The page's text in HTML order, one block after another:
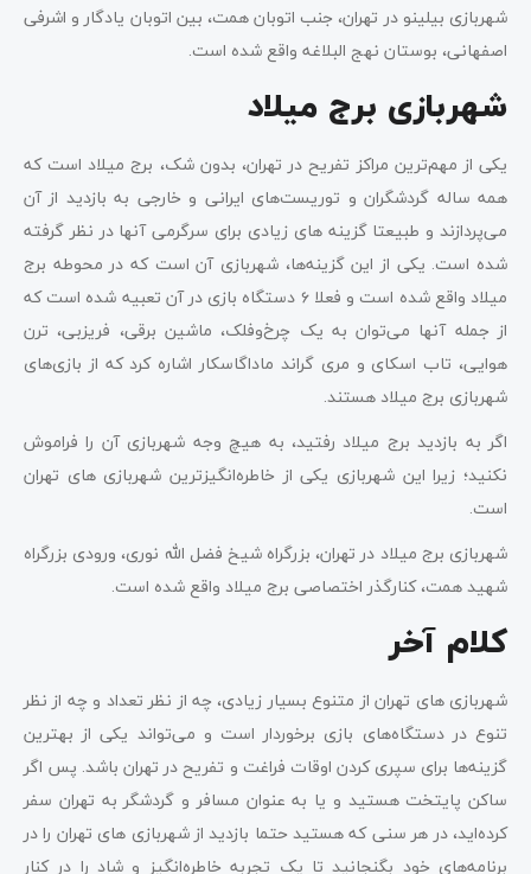
شهربازی بیلینو در تهران، جنب اتوبان همت، بین اتوبان یادگار و اشرفی
اصفهانی، بوستان نهج البلاغه واقع شده است.
شهربازی برج میلاد
یکی از مهم‌ترین مراکز تفریح در تهران، بدون شک، برج میلاد است که
همه ساله گردشگران و توریست‌های ایرانی و خارجی به بازدید از آن
می‌پردازند و طبیعتا گزینه های زیادی برای سرگرمی آنها در نظر گرفته
شده است. یکی از این گزینه‌ها، شهربازی آن است که در محوطه برج
میلاد واقع شده است و فعلا ۶ دستگاه بازی در آن تعبیه شده است که
از جمله آنها می‌توان به یک چرخ‌وفلک، ماشین برقی، فریزبی، ترن
هوایی، تاب اسکای و مری گراند ماداگاسکار اشاره کرد که از بازی‌های
شهربازی برج میلاد هستند.
اگر به بازدید برج میلاد رفتید، به هیچ وجه شهربازی آن را فراموش
نکنید؛ زیرا این شهربازی یکی از خاطره‌انگیزترین شهربازی ‌های تهران
است.
شهربازی برج میلاد در تهران، بزرگراه شیخ فضل الله نوری، ورودی بزرگراه
شهید همت، کنارگذر اختصاصی برج میلاد واقع شده است.
کلام آخر
شهربازی ‌های تهران از متنوع بسیار زیادی، چه از نظر تعداد و چه از نظر
تنوع در دستگاه‌های بازی برخوردار است و می‌تواند یکی از بهترین
گزینه‌ها برای سپری کردن اوقات فراغت و تفریح در تهران باشد. پس اگر
ساکن پایتخت هستید و یا به عنوان مسافر و گردشگر به تهران سفر
کرده‌اید، در هر سنی که هستید حتما بازدید از شهربازی ‌های تهران را در
برنامه‌های خود بگنجانید تا یک تجربه خاطره‌انگیز و شاد را در کنار